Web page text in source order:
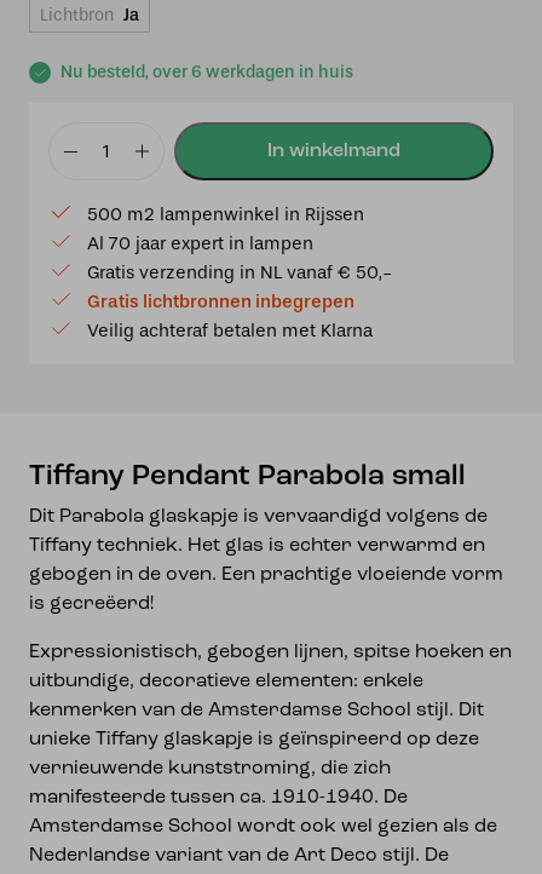
Nu besteld, over 6 werkdagen in huis
Lichtbron Ja
Tiffany
Parabola
small
aantal
500 m2 lampenwinkel in Rijssen
Al 70 jaar expert in lampen
Gratis verzending in NL vanaf € 50,-
Gratis lichtbronnen inbegrepen
Veilig achteraf betalen met Klarna
Tiffany Pendant Parabola small
Dit Parabola glaskapje is vervaardigd volgens de
Tiffany techniek. Het glas is echter verwarmd en
gebogen in de oven. Een prachtige vloeiende vorm
is gecreëerd!
Expressionistisch, gebogen lijnen, spitse hoeken en
uitbundige, decoratieve elementen: enkele
kenmerken van de Amsterdamse School stijl. Dit
unieke Tiffany glaskapje is geïnspireerd op deze
vernieuwende kunststroming, die zich
manifesteerde tussen ca. 1910-1940. De
Amsterdamse School wordt ook wel gezien als de
Nederlandse variant van de Art Deco stijl. De